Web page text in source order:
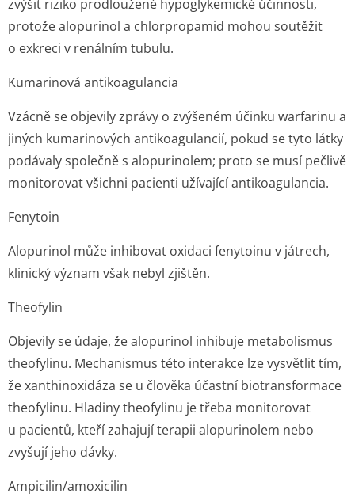
zvýšit riziko prodloužené hypoglykemické účinnosti,
protože alopurinol a chlorpropamid mohou soutěžit
o exkreci v renálním tubulu.
Kumarinová antikoagulancia
Vzácně se objevily zprávy o zvýšeném účinku warfarinu a
jiných kumarinových antikoagulancií, pokud se tyto látky
podávaly společně s alopurinolem; proto se musí pečlivě
monitorovat všichni pacienti užívající antikoagulancia.
Fenytoin
Alopurinol může inhibovat oxidaci fenytoinu v játrech,
klinický význam však nebyl zjištěn.
Theofylin
Objevily se údaje, že alopurinol inhibuje metabolismus
theofylinu. Mechanismus této interakce lze vysvětlit tím,
že xanthinoxidáza se u člověka účastní biotransformace
theofylinu. Hladiny theofylinu je třeba monitorovat
u pacientů, kteří zahajují terapii alopurinolem nebo
zvyšují jeho dávky.
Ampicilin/amo­xicilin